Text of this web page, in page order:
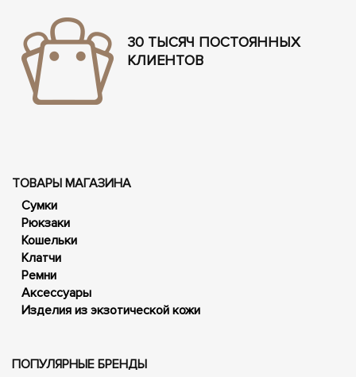
30 ТЫСЯЧ ПОСТОЯННЫХ
КЛИЕНТОВ
ТОВАРЫ МАГАЗИНА
Сумки
Рюкзаки
Кошельки
Клатчи
Ремни
Аксессуары
Изделия из экзотической кожи
ПОПУЛЯРНЫЕ БРЕНДЫ